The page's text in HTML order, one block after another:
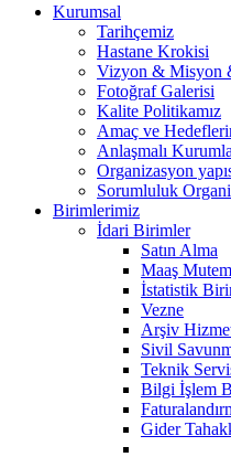
Kurumsal
Tarihçemiz
Hastane Krokisi
Vizyon & Misyon
Fotoğraf Galerisi
Kalite Politikamız
Amaç ve
Anlaşmalı
Organizasyon
Sorumluluk
Birimlerimiz
İdari Birimler
Satın Alma
Maaş
İstatistik
Vezne
Arşiv
Sivil
Teknik
Bilgi İşlem
Gider